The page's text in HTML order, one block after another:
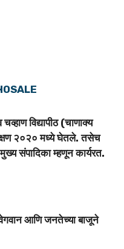
विद्यापीठ (चाणाक्य
२०२० मध्ये घेतले. तसेच
संपादिका म्हणून कार्यरत.
वेगवान आणि जनतेच्या बाजूने